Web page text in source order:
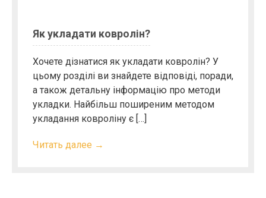
Як укладати ковролін?
Хочете дізнатися як укладати ковролін? У
цьому розділі ви знайдете відповіді, поради,
а також детальну інформацію про методи
укладки. Найбільш поширеним методом
укладання ковроліну є […]
Читать далее →